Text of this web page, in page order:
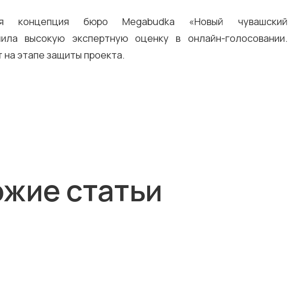
концепция бюро Megabudka «Новый чувашский
высокую экспертную оценку в онлайн-голосовании.
этапе защиты проекта.
статьи